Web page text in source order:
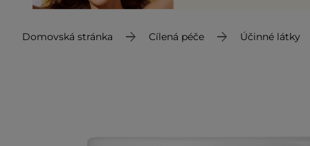
Domovská stránka Cílená péče Účinné látky